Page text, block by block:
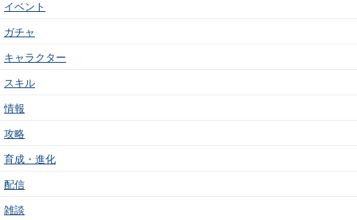
イベント
ガチャ
キャラクター
スキル
情報
攻略
育成・進化
配信
雑談